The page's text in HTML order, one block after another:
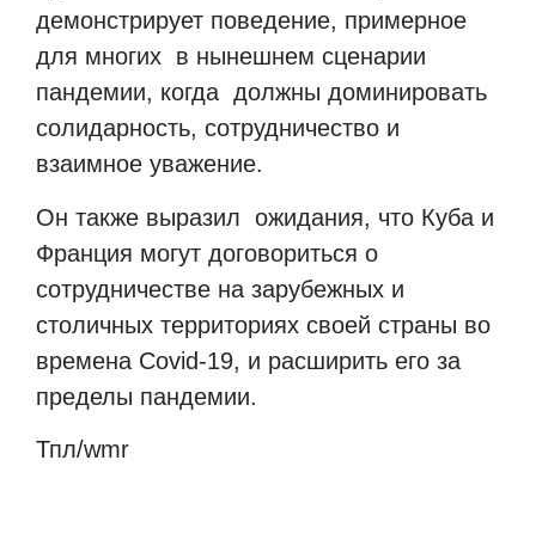
демонстрирует поведение, примерное
для многих в нынешнем сценарии
пандемии, когда должны доминировать
солидарность, сотрудничество и
взаимное уважение.
Он также выразил ожидания, что Куба и
Франция могут договориться о
сотрудничестве на зарубежных и
столичных территориях своей страны во
времена Covid-19, и расширить его за
пределы пандемии.
Тпл/wmr